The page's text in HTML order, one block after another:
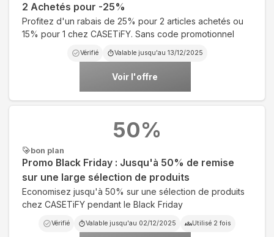
2 Achetés pour -25%
Profitez d'un rabais de 25% pour 2 articles achetés ou
15% pour 1 chez CASETiFY. Sans code promotionnel
Vérifié Valable jusqu'au 13/12/2025
Voir l'offre
bon plan
Promo Black Friday : Jusqu'à 50% de remise
sur une large sélection de produits
Economisez jusqu'à 50% sur une sélection de produits
chez CASETiFY pendant le Black Friday
Vérifié Valable jusqu'au 02/12/2025 Utilisé 2 fois
50%